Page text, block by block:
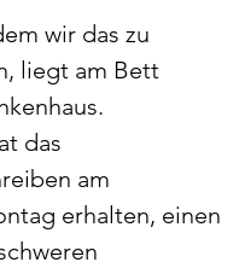
wir das zu
liegt am Bett
das
am
erhalten, einen